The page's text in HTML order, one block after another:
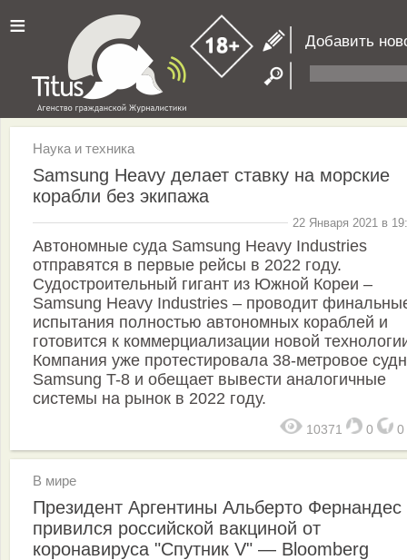
≡ Добавить
Наука и техника
Samsung Heavy делает ставку на морские
корабли без экипажа
22 Января 2021 в
Автономные суда Samsung Heavy Industries
отправятся в первые рейсы в 2022 году.
Судостроительный гигант из Южной Кореи –
Samsung Heavy Industries – проводит
испытания полностью автономных кораблей и
готовится к коммерциализации новой
Компания уже протестировала 38-метровое
Samsung T-8 и обещает вывести аналогичные
системы на рынок в 2022 году.
10371 0 0
В мире
Президент Аргентины Альберто Фернандес
привился российской вакциной от
коронавируса "Спутник V" — Bloomberg